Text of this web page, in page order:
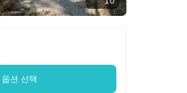
옵션 선택